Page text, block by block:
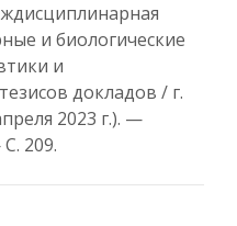
и биологические
и
докладов / г.
2023 г.). —
209.